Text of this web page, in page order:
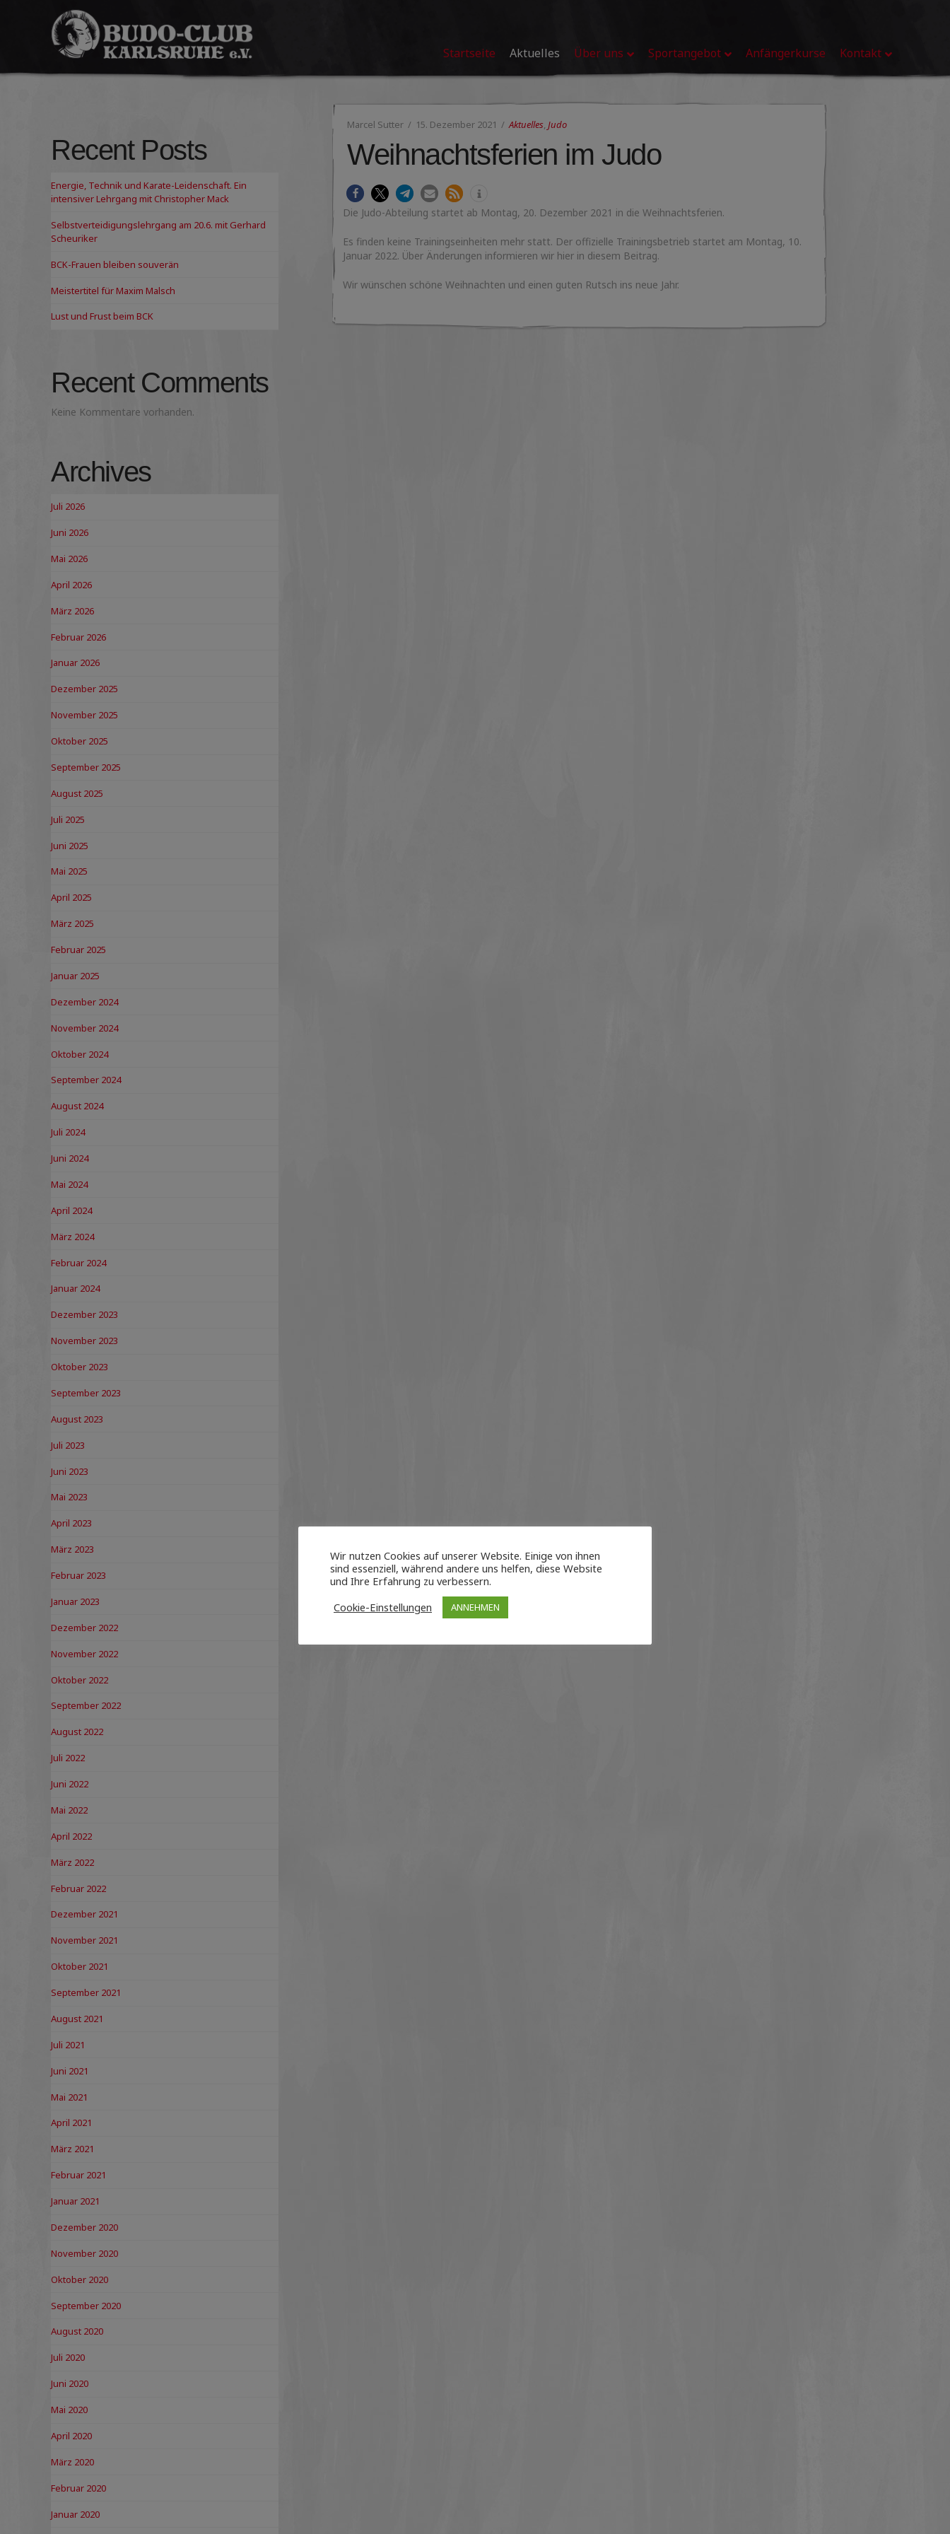
Budo-
Club
e.V.
Startseite Aktuelles Über uns Sportangebot Anfängerkurse Kontakt
Marcel Sutter 15. Dezember 2021 Aktuelles Judo
Weihnachtsferien im Judo
Die Judo-Abteilung startet ab Montag, 20. Dezember 2021 in die Weihnachtsferien.
Es finden keine Trainingseinheiten mehr statt. Der offizielle Trainingsbetrieb startet am Montag, 10.
Januar 2022. Über Änderungen informieren wir hier in diesem Beitrag.
Wir wünschen schöne Weihnachten und einen guten Rutsch ins neue Jahr.
Recent Posts
Energie, Technik und Karate-Leidenschaft. Ein
intensiver Lehrgang mit Christopher Mack
Selbstverteidigungslehrgang am 20.6. mit Gerhard
Scheuriker
BCK-Frauen bleiben souverän
Meistertitel für Maxim Malsch
Lust und Frust beim BCK
Recent Comments
Keine Kommentare vorhanden.
Archives
Juli 2026
Juni 2026
Mai 2026
April 2026
März 2026
Februar 2026
Januar 2026
Dezember 2025
November 2025
Oktober 2025
September 2025
August 2025
Juli 2025
Juni 2025
Mai 2025
April 2025
März 2025
Februar 2025
Januar 2025
Dezember 2024
November 2024
Oktober 2024
September 2024
August 2024
Juli 2024
Juni 2024
Mai 2024
April 2024
März 2024
Februar 2024
Januar 2024
Dezember 2023
November 2023
Oktober 2023
September 2023
August 2023
Juli 2023
Juni 2023
Mai 2023
April 2023
März 2023
Februar 2023
Januar 2023
Dezember 2022
November 2022
Oktober 2022
September 2022
August 2022
Juli 2022
Juni 2022
Mai 2022
April 2022
März 2022
Februar 2022
Dezember 2021
November 2021
Oktober 2021
September 2021
August 2021
Juli 2021
Juni 2021
Mai 2021
April 2021
März 2021
Februar 2021
Januar 2021
Dezember 2020
November 2020
Oktober 2020
September 2020
August 2020
Juli 2020
Juni 2020
Mai 2020
April 2020
März 2020
Februar 2020
Januar 2020
Wir nutzen Cookies auf unserer Website. Einige von ihnen
sind essenziell, während andere uns helfen, diese Website
und Ihre Erfahrung zu verbessern.
Cookie-Einstellungen
ANNEHMEN